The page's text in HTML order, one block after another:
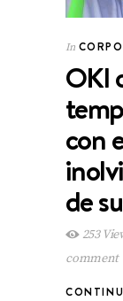
In
OKI
con
de
253
comment